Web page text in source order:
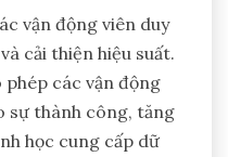
vận động viên duy
cải thiện hiệu suất.
các vận động
sự thành công, tăng
học cung cấp dữ